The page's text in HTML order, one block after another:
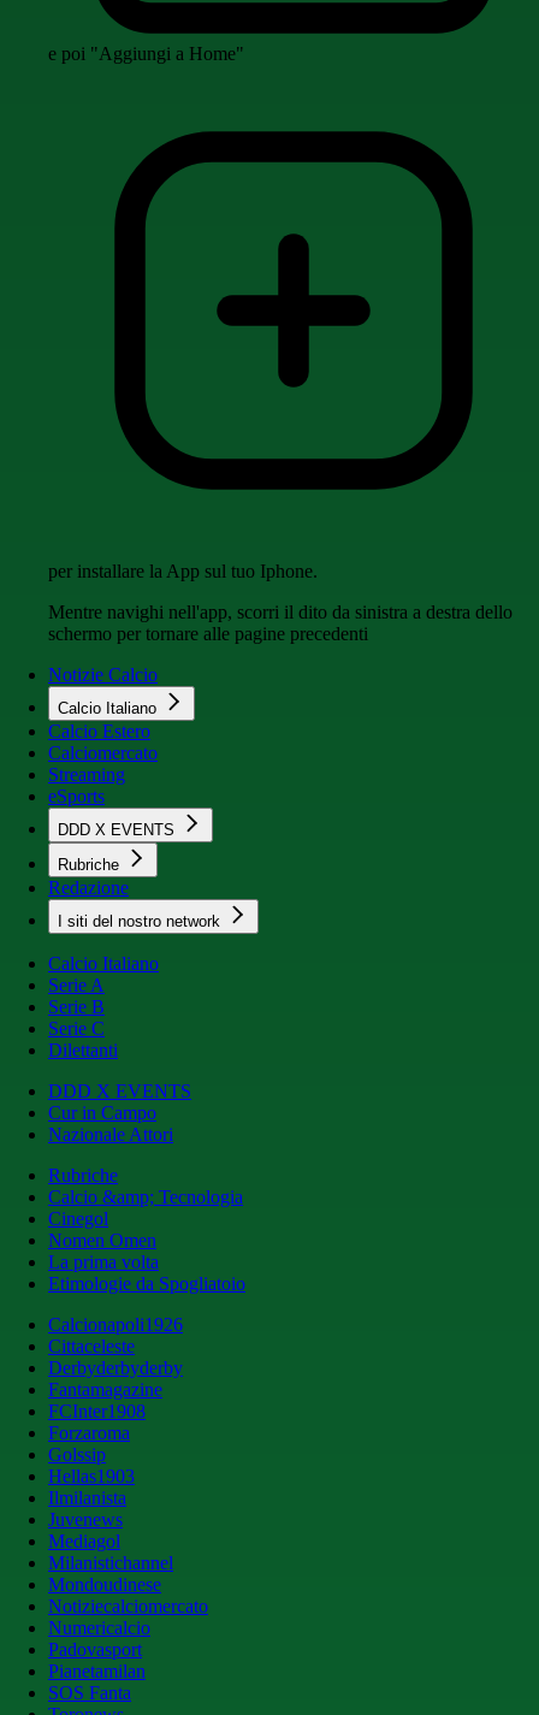
e poi "Aggiungi a Home"
per installare la App sul tuo Iphone.
Mentre navighi nell'app, scorri il dito da sinistra a destra dello
schermo per tornare alle pagine precedenti
Notizie Calcio
Calcio Italiano
Calcio Estero
Calciomercato
Streaming
eSports
DDD X EVENTS
Rubriche
Redazione
I siti del nostro network
Calcio Italiano
Serie A
Serie B
Serie C
Dilettanti
DDD X EVENTS
Cur in Campo
Nazionale Attori
Rubriche
Calcio &amp; Tecnologia
Cinegol
Nomen Omen
La prima volta
Etimologie da Spogliatoio
Calcionapoli1926
Cittaceleste
Derbyderbyderby
Fantamagazine
FCInter1908
Forzaroma
Golssip
Hellas1903
Ilmilanista
Juvenews
Mediagol
Milanistichannel
Mondoudinese
Notiziecalciomercato
Numericalcio
Padovasport
Pianetamilan
SOS Fanta